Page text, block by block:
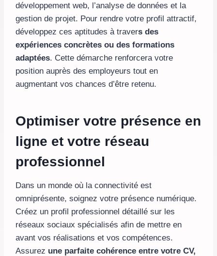
développement web, l’analyse de données et la
gestion de projet. Pour rendre votre profil attractif,
développez ces aptitudes à travers des
expériences concrètes ou des formations
adaptées. Cette démarche renforcera votre
position auprès des employeurs tout en
augmentant vos chances d’être retenu.
Optimiser votre présence en
ligne et votre réseau
professionnel
Dans un monde où la connectivité est
omniprésente, soignez votre présence numérique.
Créez un profil professionnel détaillé sur les
réseaux sociaux spécialisés afin de mettre en
avant vos réalisations et vos compétences.
Assurez une parfaite cohérence entre votre CV,